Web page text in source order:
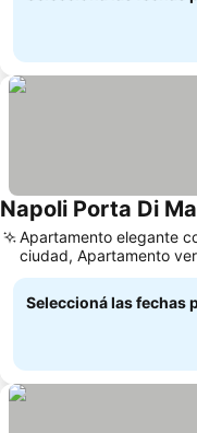
Napoli Porta Di
Apartamento elegante
ciudad, Apartamento
jacuzzi
Seleccioná las fechas